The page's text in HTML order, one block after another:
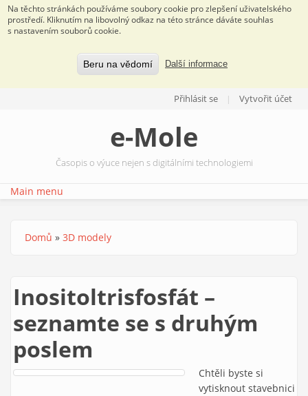
Na těchto stránkách používáme soubory cookie pro zlepšení uživatelského
prostředí. Kliknutím na libovolný odkaz na této stránce dáváte souhlas
s nastavením souborů cookie.
Beru na vědomí Další informace
Přihlásit se Vytvořit účet
e-Mole
Časopis o výuce nejen s digitálními technologiemi
Main menu
Jste zde
Domů » 3D modely
Inositoltrisfosfát –
seznamte se s druhým
poslem
Chtěli byste si
vytisknout stavebnici